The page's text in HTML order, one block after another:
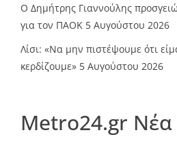
Ο Δημήτρης Γιαννούλης
για τον ΠΑΟΚ 5 Αυγούστου 2026
Λίσι: «Να μην πιστέψουμε ότι
κερδίζουμε» 5 Αυγούστου 2026
Metro24.gr Νέα